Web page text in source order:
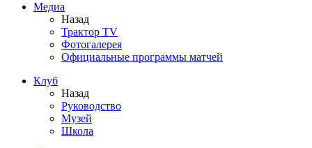
Медиа
Назад
Трактор TV
Фотогалерея
Официальные программы матчей
Клуб
Назад
Руководство
Музей
Школа